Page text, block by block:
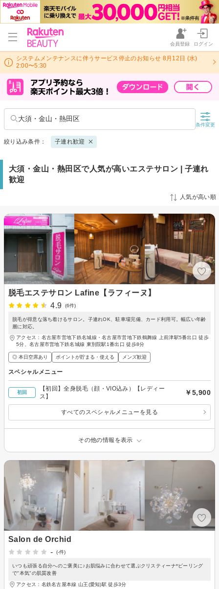
会員登録 ログイン
システムメンテナンスに伴うサービス停止のお知らせ 8月12日 (水)
2:00〜5:30
大須・金山・熱田区
条件変更
絞り込み条件： 子連れ歓迎
大須・金山・熱田区で人気が高いエステサロン | 子連れ
歓迎
人気が高い順
脱毛エステサロン Lafine【ラフィーヌ】
4.9
(6件)
脱毛が得意な落ち着けるサロン。子連れOK、駐車場完備、カード利用可。幅広い年齢
層に対応。
アクセス：名古屋市営地下鉄名城線・名古屋市営地下鉄鶴舞線 上前津駅5番出口 徒歩
5分、名古屋市営地下鉄名城線 東別院駅1番出口 徒歩8分
◎ 本日空席あり ポイントが貯まる・使える メンズ歓迎
スペシャルメニュー
初回
【初回】全身脱毛（顔・VIO込み）【レディー
ス】
￥5,900
すべてのスペシャルメニューを見る
その他の情報を表示
Salon de Orchid
-
(-件)
いつも頑張る自分へのご褒美に♪お肌悩みに合わせて選ぶクリスティーナ*ピーリング
で"本気"の肌質改善
アクセス：名鉄名古屋本線 山王(愛知)駅 徒歩3分